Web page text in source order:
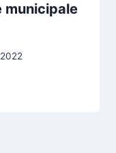
municipale